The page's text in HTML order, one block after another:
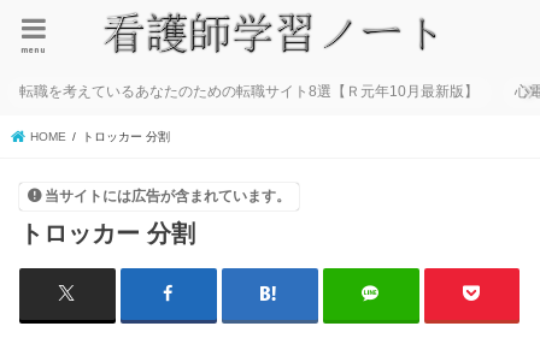
menu
転職を考えているあなたのための転職サイト8選【Ｒ元年10月最新版】 心
HOME トロッカー 分割
当サイトには広告が含まれています。
トロッカー 分割